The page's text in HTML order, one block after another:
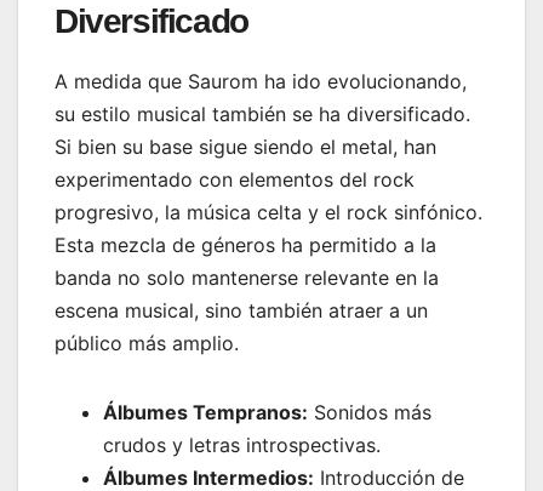
Diversificado
A medida que Saurom ha ido evolucionando,
su estilo musical también se ha diversificado.
Si bien su base sigue siendo el metal, han
experimentado con elementos del rock
progresivo, la música celta y el rock sinfónico.
Esta mezcla de géneros ha permitido a la
banda no solo mantenerse relevante en la
escena musical, sino también atraer a un
público más amplio.
Álbumes Tempranos: Sonidos más
crudos y letras introspectivas.
Álbumes Intermedios: Introducción de